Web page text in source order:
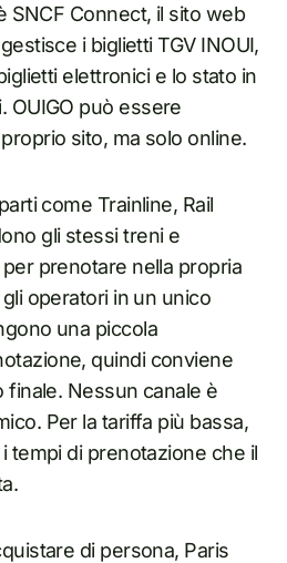
SNCF Connect, il sito web
i biglietti TGV INOUI,
elettronici e lo stato in
OUIGO può essere
sito, ma solo online.
come Trainline, Rail
gli stessi treni e
prenotare nella propria
operatori in un unico
una piccola
quindi conviene
Nessun canale è
Per la tariffa più bassa,
tempi di prenotazione che il
di persona, Paris